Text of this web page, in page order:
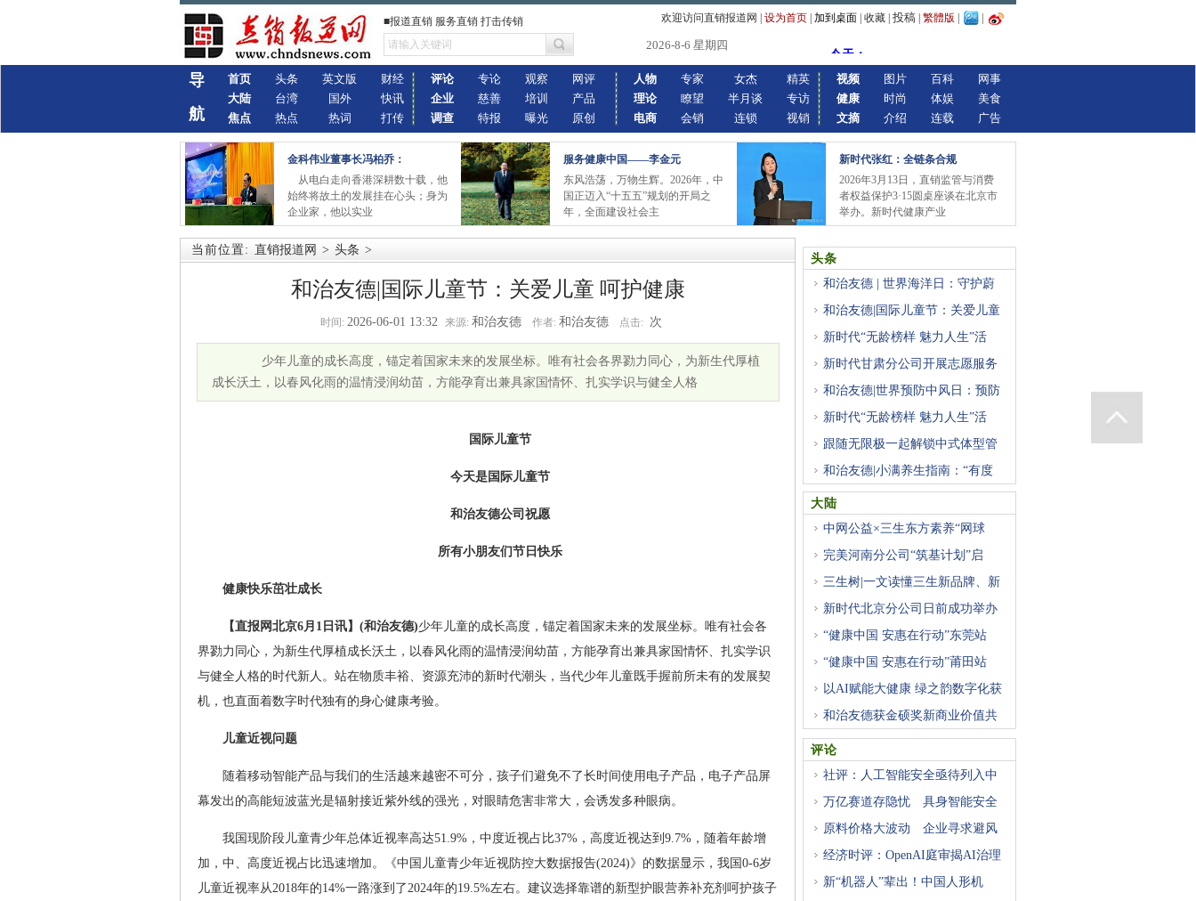
■报道直销 服务直销 打击传销 欢迎访问直销报道网 设为首页 加到桌面 收藏 投稿 繁體版
2026-8-6 星期四
导
航
首页
大陆
焦点
头条
台湾
热点
英文版
国外
热词
财经
快讯
打传
评论
企业
调查
专论
慈善
特报
观察
培训
曝光
网评
产品
原创
人物
理论
电商
专家
瞭望
会销
女杰
半月谈
连锁
精英
专访
视销
视频
健康
文摘
图片
时尚
介绍
百科
体娱
连载
网事
美食
广告
金科伟业董事长冯柏乔：
从电白走向香港深耕数十载，他
始终将故土的发展挂在心头；身为
企业家，他以实业
服务健康中国——李金元
东风浩荡，万物生辉。2026年，中
国正迈入“十五五”规划的开局之
年，全面建设社会主
新时代张红：全链条合规
2026年3月13日，直销监管与消费
者权益保护3·15圆桌座谈在北京市
举办。新时代健康产业
当前位置: 直销报道网 > 头条 >
和治友德|国际儿童节：关爱儿童 呵护健康
时间: 2026-06-01 13:32 来源: 和治友德 作者: 和治友德 点击: 次
少年儿童的成长高度，锚定着国家未来的发展坐标。唯有社会各界勠力同心，为新生代厚植
成长沃土，以春风化雨的温情浸润幼苗，方能孕育出兼具家国情怀、扎实学识与健全人格
国际儿童节
今天是国际儿童节
和治友德公司祝愿
所有小朋友们节日快乐
健康快乐茁壮成长
【直报网北京6月1日讯】(和治友德)少年儿童的成长高度，锚定着国家未来的发展坐标。唯有社会各
界勠力同心，为新生代厚植成长沃土，以春风化雨的温情浸润幼苗，方能孕育出兼具家国情怀、扎实学识
与健全人格的时代新人。站在物质丰裕、资源充沛的新时代潮头，当代少年儿童既手握前所未有的发展契
机，也直面着数字时代独有的身心健康考验。
儿童近视问题
随着移动智能产品与我们的生活越来越密不可分，孩子们避免不了长时间使用电子产品，电子产品屏
幕发出的高能短波蓝光是辐射接近紫外线的强光，对眼睛危害非常大，会诱发多种眼病。
我国现阶段儿童青少年总体近视率高达51.9%，中度近视占比37%，高度近视达到9.7%，随着年龄增
加，中、高度近视占比迅速增加。《中国儿童青少年近视防控大数据报告(2024)》的数据显示，我国0-6岁
儿童近视率从2018年的14%一路涨到了2024年的19.5%左右。建议选择靠谱的新型护眼营养补充剂呵护孩子
头条
和治友德 | 世界海洋日：守护蔚
和治友德|国际儿童节：关爱儿童
新时代“无龄榜样 魅力人生”活
新时代甘肃分公司开展志愿服务
和治友德|世界预防中风日：预防
新时代“无龄榜样 魅力人生”活
跟随无限极一起解锁中式体型管
和治友德|小满养生指南：“有度
大陆
中网公益×三生东方素养“网球
完美河南分公司“筑基计划”启
三生树|一文读懂三生新品牌、新
新时代北京分公司日前成功举办
“健康中国 安惠在行动”东莞站
“健康中国 安惠在行动”莆田站
以AI赋能大健康 绿之韵数字化获
和治友德获金硕奖新商业价值共
评论
社评：人工智能安全亟待列入中
万亿赛道存隐忧 具身智能安全
原料价格大波动 企业寻求避风
经济时评：OpenAI庭审揭AI治理
新“机器人”辈出！中国人形机